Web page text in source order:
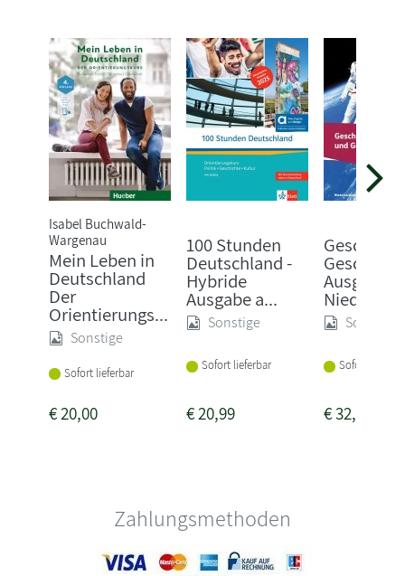
Isabel Buchwald-
Wargenau
Mein Leben in
Deutschland
Der
Orientierungs...
Sonstige
Sofort lieferbar
€20,00
100 Stunden
Deutschland -
Hybride
Ausgabe a...
Sonstige
Sofort lieferbar
€20,99
Ausgabe
Niede...
Sonstige
Sofort
€32,50
Zahlungsmethoden